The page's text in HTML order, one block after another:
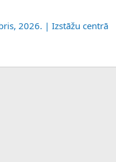
2026. | Izstāžu centrā